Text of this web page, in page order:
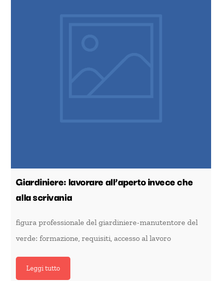
Giardiniere: lavorare all’aperto invece che
alla scrivania
figura professionale del giardiniere-manutentore del
verde: formazione, requisiti, accesso al lavoro
Leggi tutto